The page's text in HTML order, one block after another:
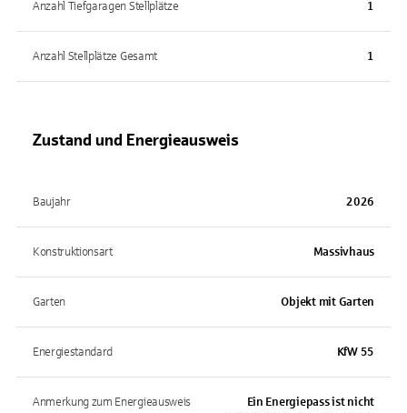
Anzahl Tiefgaragen Stellplätze 1
Anzahl Stellplätze Gesamt 1
Zustand und Energieausweis
Baujahr 2026
Konstruktionsart Massivhaus
Garten Objekt mit Garten
Energiestandard KfW 55
Anmerkung zum Energieausweis
Ein Energiepass ist nicht